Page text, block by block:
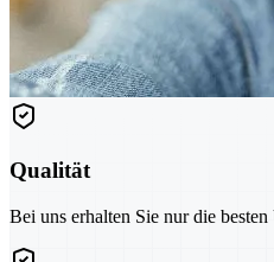
Qualität
Bei uns erhalten Sie nur die